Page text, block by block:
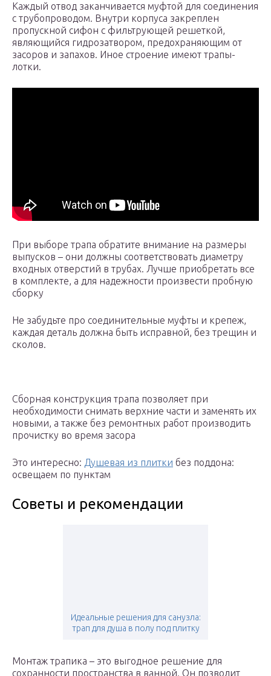
Каждый отвод заканчивается муфтой для соединения
с трубопроводом. Внутри корпуса закреплен
пропускной сифон с фильтрующей решеткой,
являющийся гидрозатвором, предохраняющим от
засоров и запахов. Иное строение имеют трапы-
лотки.
При выборе трапа обратите внимание на размеры
выпусков – они должны соответствовать диаметру
входных отверстий в трубах. Лучше приобретать все
в комплекте, а для надежности произвести пробную
сборку
Не забудьте про соединительные муфты и крепеж,
каждая деталь должна быть исправной, без трещин и
сколов.
Сборная конструкция трапа позволяет при
необходимости снимать верхние части и заменять их
новыми, а также без ремонтных работ производить
прочистку во время засора
Это интересно: Душевая из плитки без поддона:
освещаем по пунктам
Советы и рекомендации
Идеальные решения для санузла:
трап для душа в полу под плитку
Монтаж трапика – это выгодное решение для
сохранности пространства в ванной. Он позволит